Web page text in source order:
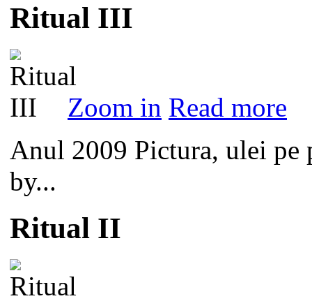
Ritual III
Zoom in Read more
Anul 2009 Pictura, ulei pe
by...
Ritual II